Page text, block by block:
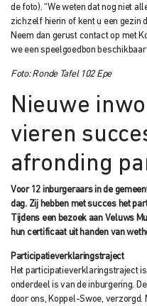
de foto). “We weten dat nog niet
zichzelf hierin of kent u een gezin
Neem dan gerust contact op met
we een speelgoedbon
Foto: Ronde Tafel 102 Epe
Nieuwe
vieren
afronding
Voor 12 inburgeraars in de
dag. Zij hebben met succes het
Tijdens een bezoek aan Veluws
hun certificaat uit handen van
Participatieverklaringstraject
Het participatieverklaringstraject
onderdeel is van de inburgering.
door ons, Koppel-Swoe,